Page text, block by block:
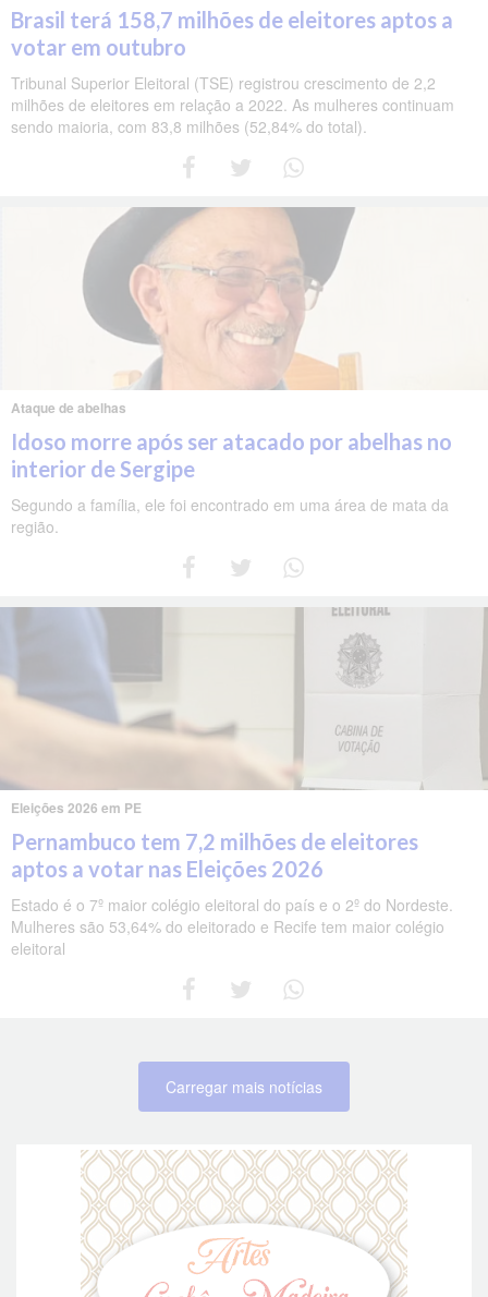
Brasil terá 158,7 milhões de eleitores aptos a
votar em outubro
Tribunal Superior Eleitoral (TSE) registrou crescimento de 2,2
milhões de eleitores em relação a 2022. As mulheres continuam
sendo maioria, com 83,8 milhões (52,84% do total).
Ataque de abelhas
Idoso morre após ser atacado por abelhas no
interior de Sergipe
Segundo a família, ele foi encontrado em uma área de mata da
região.
Eleições 2026 em PE
Pernambuco tem 7,2 milhões de eleitores
aptos a votar nas Eleições 2026
Estado é o 7º maior colégio eleitoral do país e o 2º do Nordeste.
Mulheres são 53,64% do eleitorado e Recife tem maior colégio
eleitoral
Carregar mais notícias